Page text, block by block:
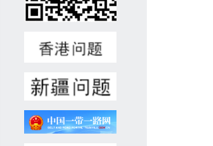
中及以上学历，熟练用俄语、
土库曼语交流，掌握各类常规
维修技能。懂汉语者优先，有
相关工作经验者优先。4、积
沟通协作能力。5、录用后可
个人简历(中/俄文，附电话号